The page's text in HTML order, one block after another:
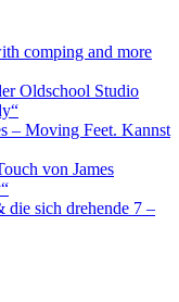
comping and more
Oldschool Studio
– Moving Feet. Kannst
von James
sich drehende 7 –